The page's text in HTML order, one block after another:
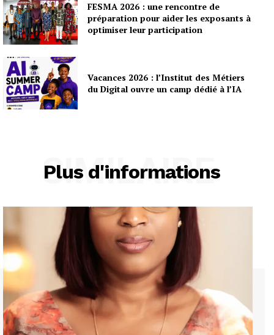
FESMA 2026 : une rencontre de
préparation pour aider les exposants à
optimiser leur participation
Vacances 2026 : l’Institut des Métiers
du Digital ouvre un camp dédié à l’IA
Plus d'informations
SIMILAIRE